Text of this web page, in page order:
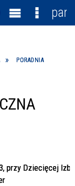
PORADNIA
przy Dziecięcej
MenuMenu